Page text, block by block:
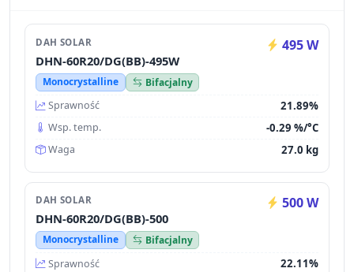
DAH SOLAR 495 W
DHN-60R20/DG(BB)-495W
Monocrystalline
Bifacjalny
Sprawność
21.89%
Wsp. temp. -0.29 %/°C
Waga 27.0 kg
DAH SOLAR 500 W
DHN-60R20/DG(BB)-500
Monocrystalline
Bifacjalny
Sprawność
22.11%